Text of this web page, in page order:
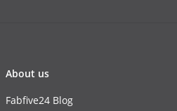
About us
Fabfive24 Blog